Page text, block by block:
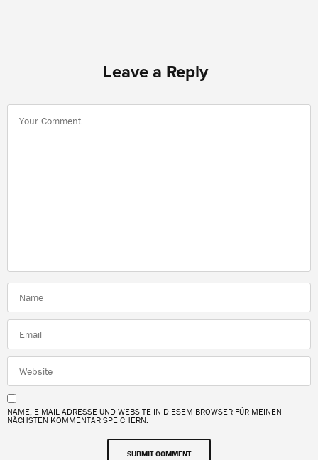
Leave a Reply
NAME, E-MAIL-ADRESSE UND WEBSITE IN DIESEM BROWSER FÜR MEINEN
NÄCHSTEN KOMMENTAR SPEICHERN.